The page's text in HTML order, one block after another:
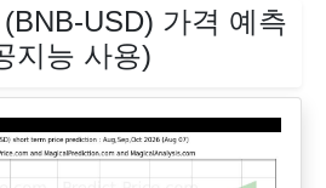
USD) 가격 예측
지능 사용)